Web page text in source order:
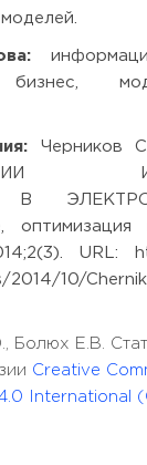
бизнес,
Черников
В
URL:
10/
Болюх Е.В.
Creative
International